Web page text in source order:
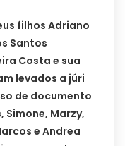
filhos Adriano
Santos
Costa e sua
levados a júri
de documento
Simone, Marzy,
e Andrea